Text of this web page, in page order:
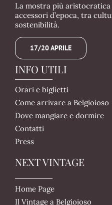
La mostra più aristocratica
accessori d’epoca, tra
sostenibilità.
17/20 APRILE
INFO UTILI
Orari e biglietti
Come arrivare a Belgioioso
Dove mangiare e dormire
Contatti
Press
NEXT VINTAGE
Home Page
Il Vintage a Belgioioso